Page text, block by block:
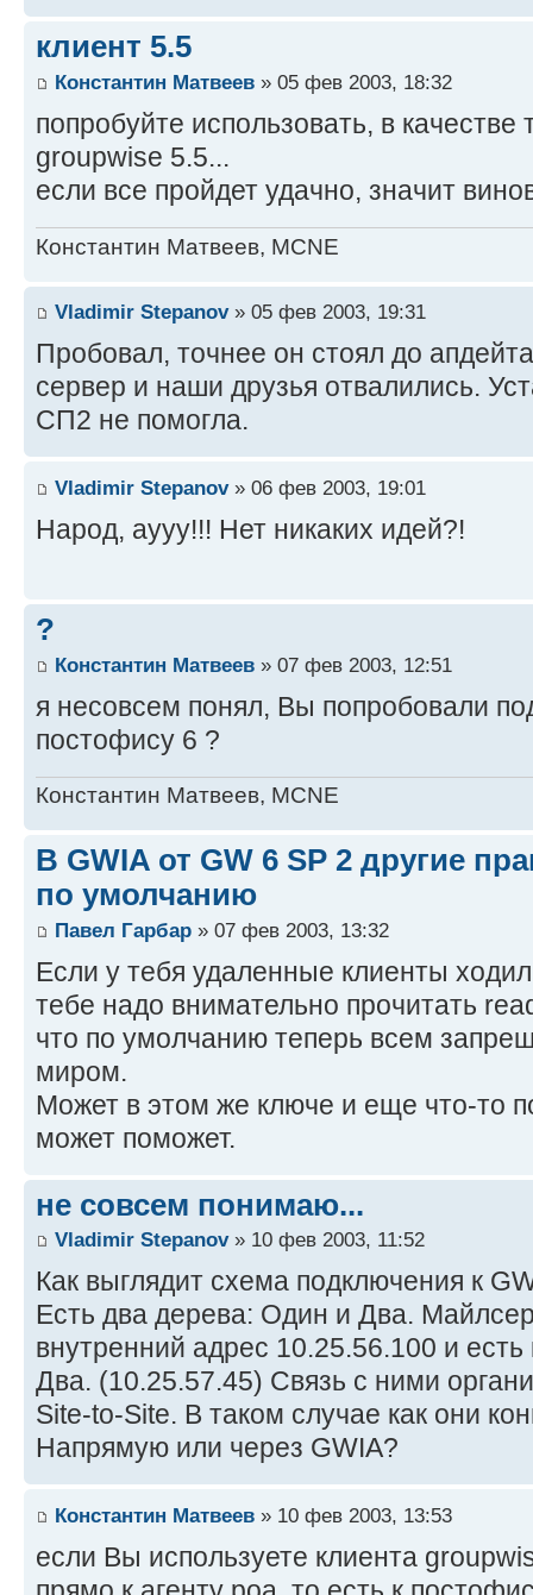
клиент 5.5
Константин Матвеев » 05 фев 2003, 18:32
попробуйте использовать, в качестве
groupwise 5.5...
если все пройдет удачно, значит
Константин Матвеев, MCNE
Vladimir Stepanov» 05 фев 2003, 19:31
Пробовал, точнее он стоял до
сервер и наши друзья отвалились.
СП2 не помогла.
Vladimir Stepanov» 06 фев 2003, 19:01
Народ, аууу!!! Нет никаких идей?!
?
Константин Матвеев » 07 фев 2003, 12:51
я несовсем понял, Вы попробовали
постофису 6 ?
Константин Матвеев, MCNE
В GWIA от GW 6 SP 2 другие
по умолчанию
Павел Гарбар » 07 фев 2003, 13:32
Если у тебя удаленные клиенты
тебе надо внимательно прочитать
что по умолчанию теперь всем
миром.
Может в этом же ключе и еще что-то
может поможет.
не совсем понимаю...
Vladimir Stepanov» 10 фев 2003, 11:52
Как выглядит схема подключения к
Есть два дерева: Один и Два.
внутренний адрес 10.25.56.100 и
Два. (10.25.57.45) Связь с ними
Site-to-Site. В таком случае как они
Напрямую или через GWIA?
Константин Матвеев » 10 фев 2003, 13:53
если Вы используете клиента